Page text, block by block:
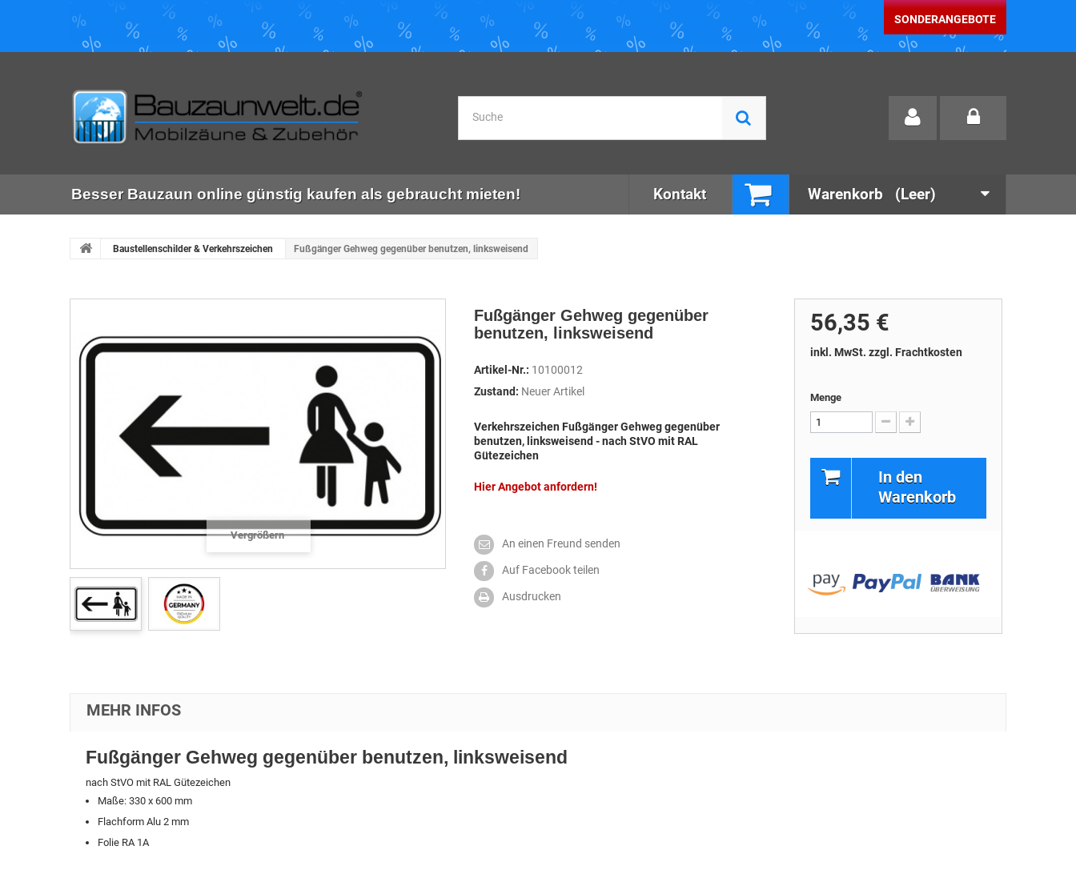
SONDERANGEBOTE
Besser Bauzaun online günstig kaufen als gebraucht mieten! Kontakt Warenkorb (Leer)
Baustellenschilder & Verkehrszeichen Fußgänger Gehweg gegenüber benutzen, linksweisend
Vergrößern
Fußgänger Gehweg gegenüber
benutzen, linksweisend
Artikel-Nr.: 10100012
Zustand: Neuer Artikel
Verkehrszeichen Fußgänger Gehweg gegenüber
benutzen, linksweisend - nach StVO mit RAL
Gütezeichen
Hier Angebot anfordern!
An einen Freund senden
Auf Facebook teilen
Ausdrucken
56,35 €
inkl. MwSt. zzgl. Frachtkosten
Menge
In den
Warenkorb
MEHR INFOS
Fußgänger Gehweg gegenüber benutzen, linksweisend
nach StVO mit RAL Gütezeichen
Maße: 330 x 600 mm
Flachform Alu 2 mm
Folie RA 1A